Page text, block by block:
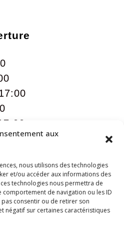
aux
nous utilisons des technologies
et/ou accéder aux informations des
technologies nous permettra de
de navigation ou les ID
pas consentir ou de retirer son
négatif sur certaines caractéristiques
sur rdv